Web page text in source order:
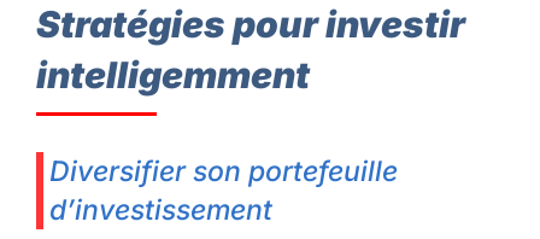
Stratégies pour investir
intelligemment
Diversifier son portefeuille
d’investissement